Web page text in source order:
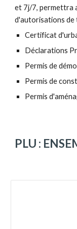
et 7j/7, permettra
d'autorisations de
Certificat
Déclarations
Permis de
Permis de
Permis
PLU :